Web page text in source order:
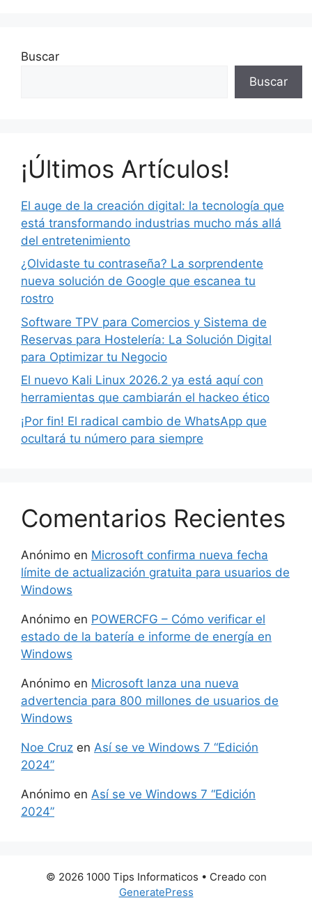
Buscar
Buscar
¡Últimos Artículos!
El auge de la creación digital: la tecnología que
está transformando industrias mucho más allá
del entretenimiento
¿Olvidaste tu contraseña? La sorprendente
nueva solución de Google que escanea tu
rostro
Software TPV para Comercios y Sistema de
Reservas para Hostelería: La Solución Digital
para Optimizar tu Negocio
El nuevo Kali Linux 2026.2 ya está aquí con
herramientas que cambiarán el hackeo ético
¡Por fin! El radical cambio de WhatsApp que
ocultará tu número para siempre
Comentarios Recientes
Anónimo en Microsoft confirma nueva fecha
límite de actualización gratuita para usuarios de
Windows
Anónimo en POWERCFG – Cómo verificar el
estado de la batería e informe de energía en
Windows
Anónimo en Microsoft lanza una nueva
advertencia para 800 millones de usuarios de
Windows
Noe Cruz en Así se ve Windows 7 “Edición
2024”
Anónimo en Así se ve Windows 7 “Edición
2024”
© 2026 1000 Tips Informaticos • Creado con
GeneratePress